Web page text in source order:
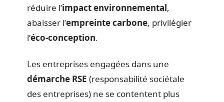
réduire l’impact environnemental,
abaisser l’empreinte carbone, privilégier
l’éco-conception.
Les entreprises engagées dans une
démarche RSE (responsabilité sociétale
des entreprises) ne se contentent plus